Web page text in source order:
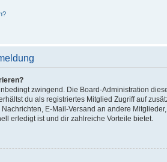
zwingend. Die Board-Administration
du als registriertes Mitglied Zugriff auf
E-Mail-Versand an andere
erledigt ist und dir zahlreiche Vorteile bietet.